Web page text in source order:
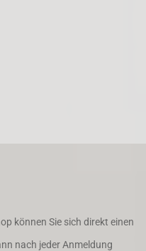
können Sie sich direkt einen
nach jeder Anmeldung